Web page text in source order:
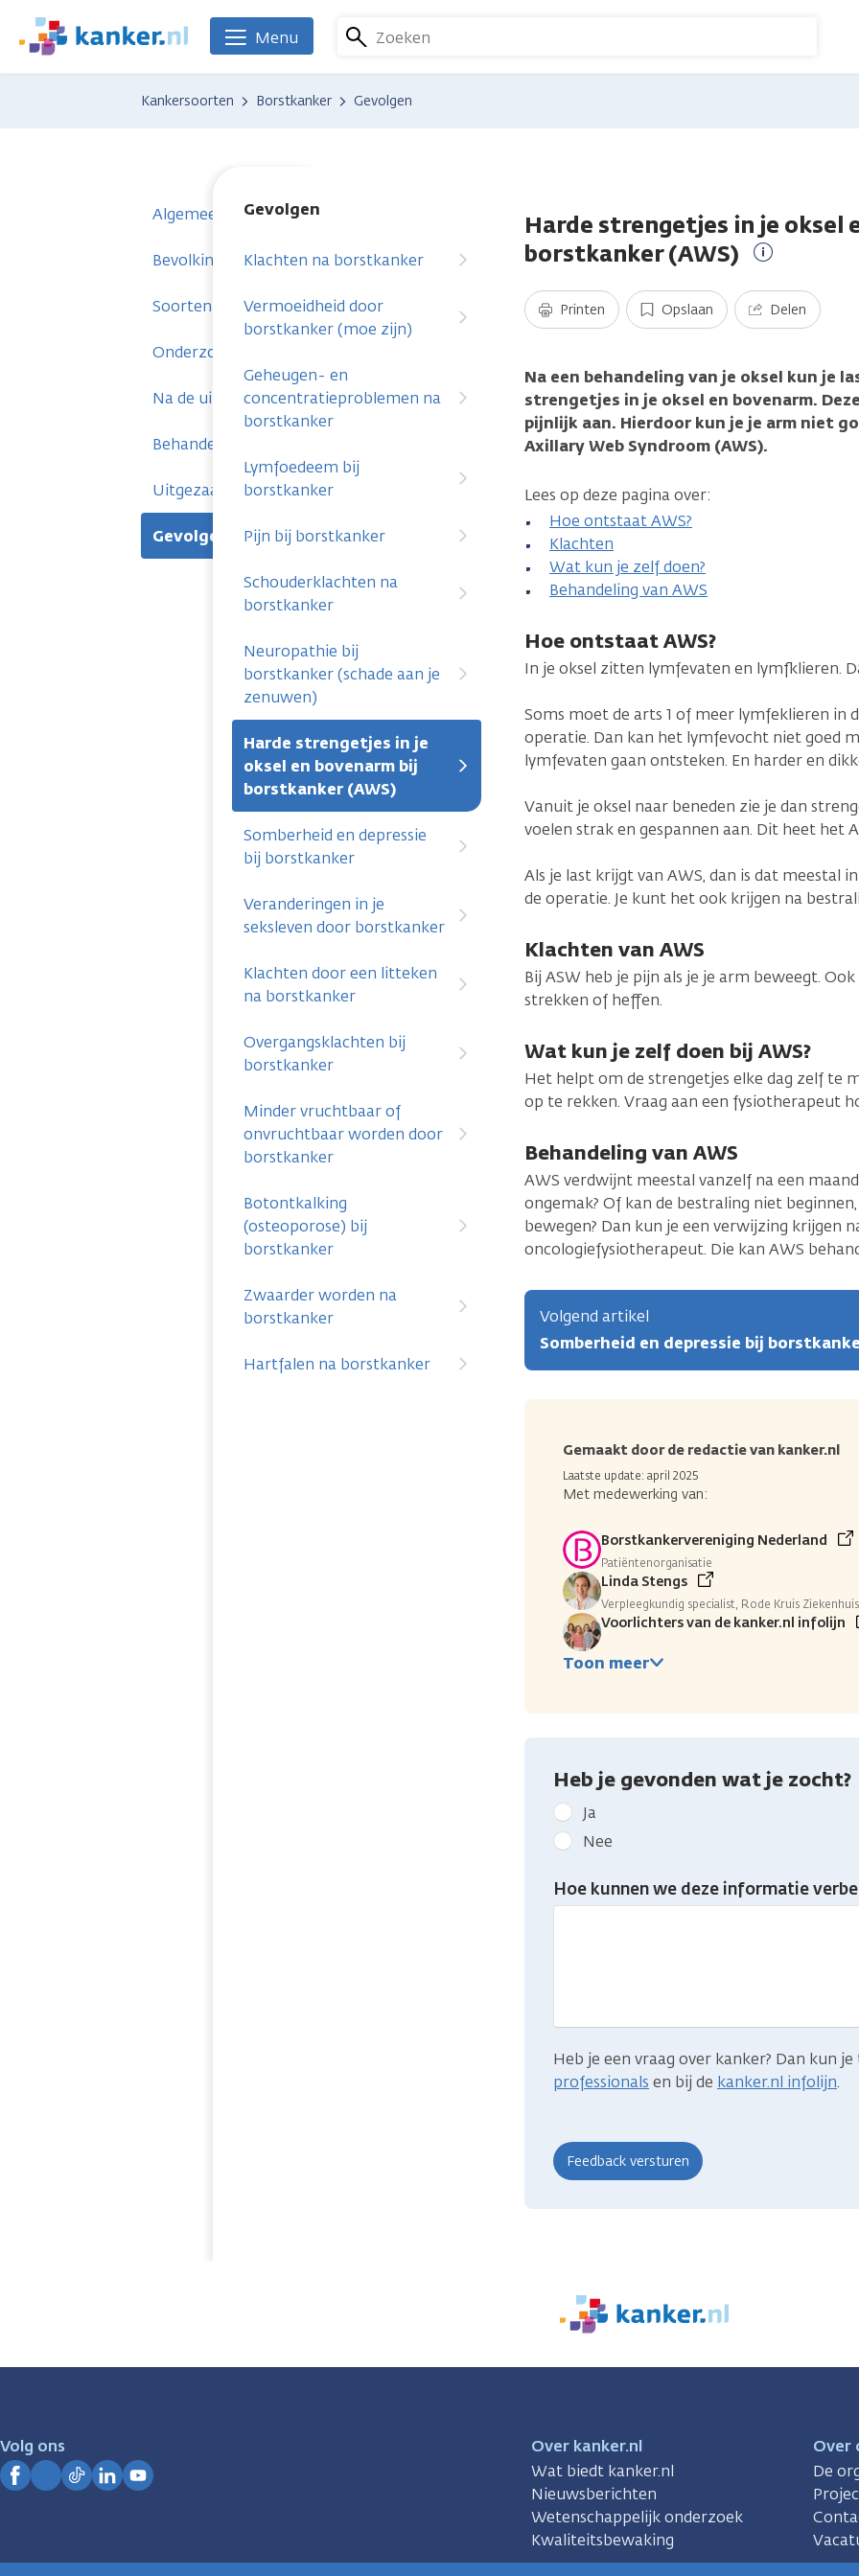
naar
We
zijn
Zoeken
Menu
Kankersoorten Borstkanker Gevolgen
Algemeen
Bevolkingsonderzoek en voorstadium
Soorten borstkanker
Onderzoeken
Na de uitslag
Behandelingen
Uitgezaaide borstkanker
Gevolgen
Gevolgen
Klachten na borstkanker
Vermoeidheid door
borstkanker (moe zijn)
Geheugen- en
concentratieproblemen na
borstkanker
Lymfoedeem bij
borstkanker
Pijn bij borstkanker
Schouderklachten na
borstkanker
Neuropathie bij
borstkanker (schade aan je
zenuwen)
Harde strengetjes in je
oksel en bovenarm bij
borstkanker (AWS)
Somberheid en depressie
bij borstkanker
Veranderingen in je
seksleven door borstkanker
Klachten door een litteken
na borstkanker
Overgangsklachten bij
borstkanker
Minder vruchtbaar of
onvruchtbaar worden door
borstkanker
Botontkalking
(osteoporose) bij
borstkanker
Zwaarder worden na
borstkanker
Hartfalen na borstkanker
Harde strengetjes in je oksel
borstkanker (AWS)
informatie
Printen Opslaan Delen
Na een behandeling van je oksel kun je
strengetjes in je oksel en bovenarm.
pijnlijk aan. Hierdoor kun je je arm niet
Axillary Web Syndroom (AWS).
Lees op deze pagina over:
Hoe ontstaat AWS?
Klachten
Wat kun je zelf doen?
Behandeling van AWS
Hoe ontstaat AWS?
In je oksel zitten lymfevaten en lymfklieren.
Soms moet de arts 1 of meer lymfeklieren in
operatie. Dan kan het lymfevocht niet goed
lymfevaten gaan ontsteken. En harder en
Vanuit je oksel naar beneden zie je dan
voelen strak en gespannen aan. Dit heet het
Als je last krijgt van AWS, dan is dat meestal
de operatie. Je kunt het ook krijgen na
Klachten van AWS
Bij ASW heb je pijn als je je arm beweegt.
strekken of heffen.
Wat kun je zelf doen bij AWS?
Het helpt om de strengetjes elke dag zelf te
op te rekken. Vraag aan een fysiotherapeut
Behandeling van AWS
AWS verdwijnt meestal vanzelf na een
ongemak? Of kan de bestraling niet
bewegen? Dan kun je een verwijzing krijgen
oncologiefysiotherapeut. Die kan AWS
Volgend artikel
Somberheid en depressie bij
Gemaakt door de redactie van kanker.nl
Laatste update: april 2025
Met medewerking van:
Borstkankervereniging Nederland
Patiëntenorganisatie
Linda Stengs
Verpleegkundig specialist, Rode Kruis Ziekenhuis
Voorlichters van de kanker.nl infolijn
Toon meer
Heb je gevonden wat je zocht?
Geef
kanker.nl
feedback:
Heb
je
Ja
Nee
Hoe kunnen we deze informatie
Heb je een vraag over kanker? Dan kun
professionals en bij de kanker.nl infolijn.
We
er
Volg ons
Over kanker.nl
Wat biedt kanker.nl
Nieuwsberichten
Wetenschappelijk onderzoek
Kwaliteitsbewaking
Over
De